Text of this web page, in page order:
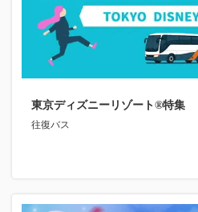
東京ディズニーリゾート®特集
往復バス